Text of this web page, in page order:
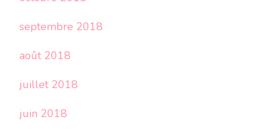
septembre 2018
août 2018
juillet 2018
juin 2018